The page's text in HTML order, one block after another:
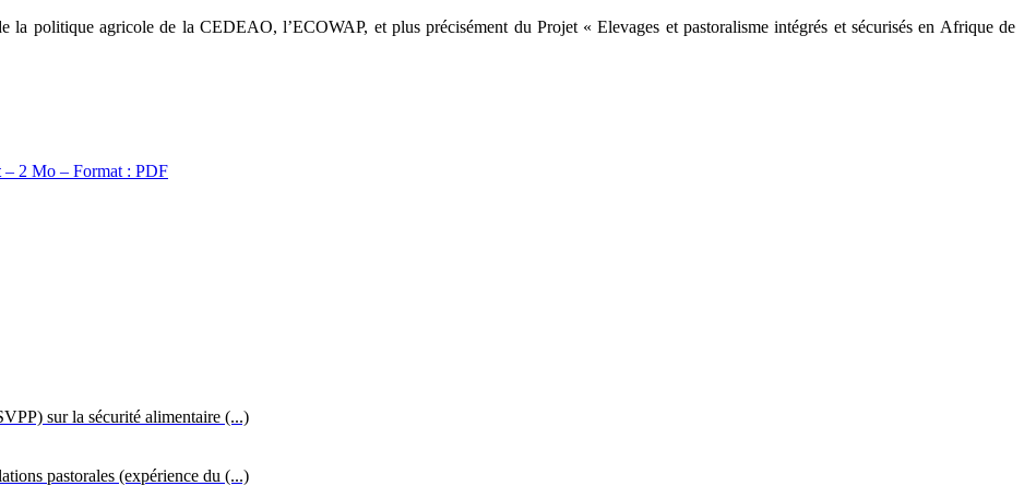
la politique agricole de la CEDEAO, l’ECOWAP, et plus précisément du Projet « Elevages et pastoralisme intégrés et sécurisés en Afrique de
– 2 Mo – Format : PDF
sur la sécurité alimentaire (...)
pastorales (expérience du (...)